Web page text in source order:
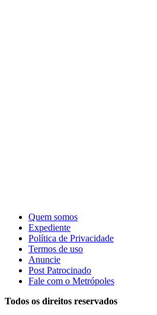
Quem somos
Expediente
Política de Privacidade
Termos de uso
Anuncie
Post Patrocinado
Fale com o Metrópoles
Todos os direitos reservados